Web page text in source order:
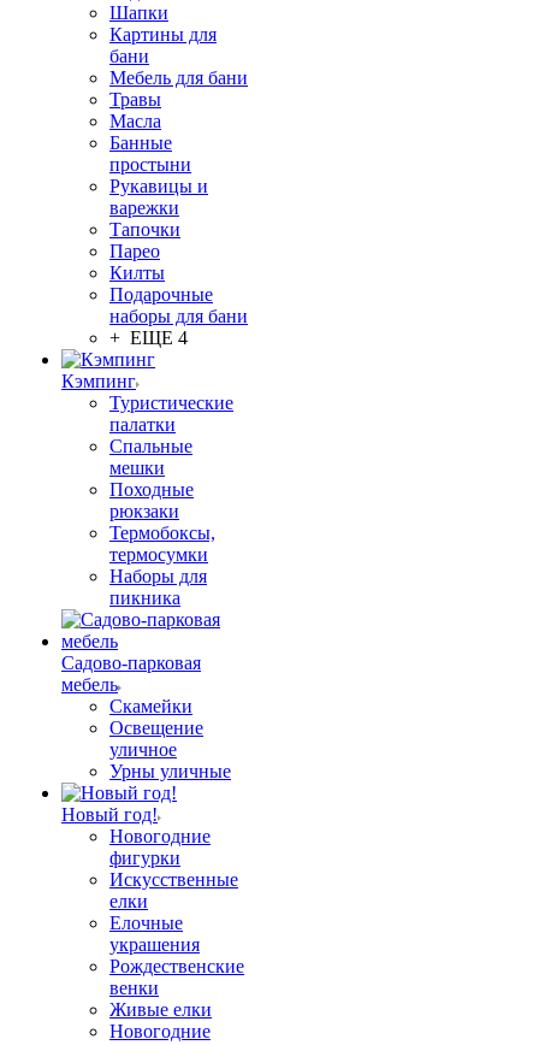
Шапки
Картины для
бани
Мебель для бани
Травы
Масла
Банные
простыни
Рукавицы и
варежки
Тапочки
Парео
Килты
Подарочные
наборы для бани
+ ЕЩЕ 4
Кэмпинг
Туристические
палатки
Спальные
мешки
Походные
рюкзаки
Термобоксы,
термосумки
Наборы для
пикника
Садово-парковая
мебель
Скамейки
Освещение
уличное
Урны уличные
Новый год!
Новогодние
фигурки
Искусственные
елки
Елочные
украшения
Рождественские
венки
Живые елки
Новогодние